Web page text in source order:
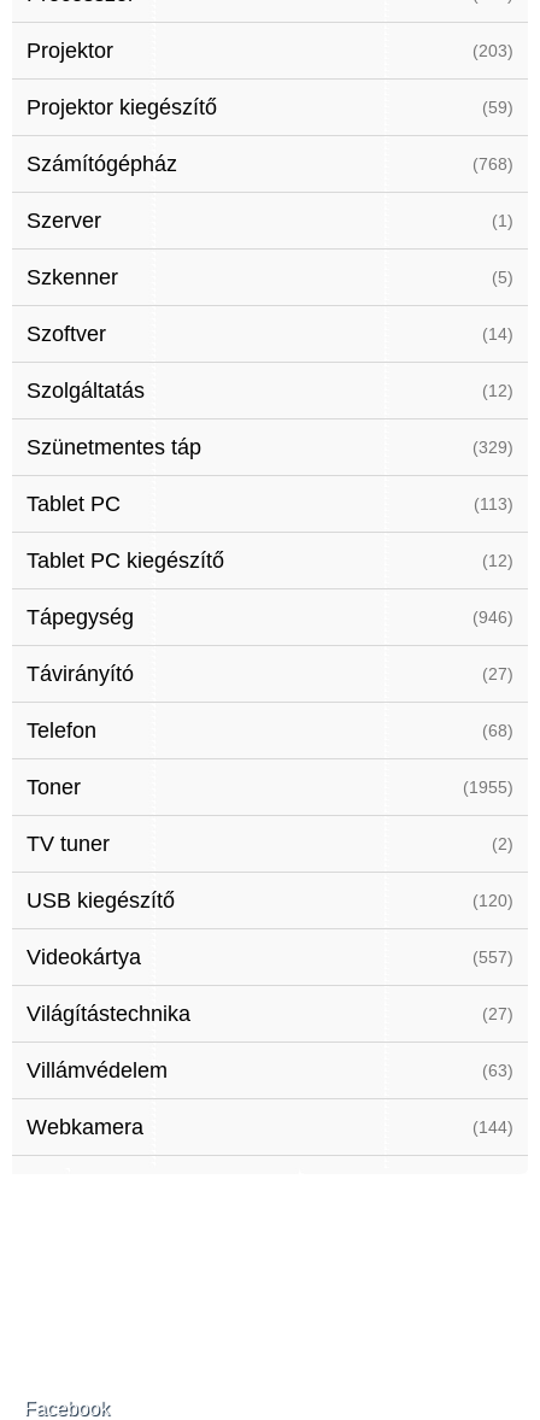
Projektor (203)
Projektor kiegészítő (59)
Számítógépház (768)
Szerver (1)
Szkenner (5)
Szoftver (14)
Szolgáltatás (12)
Szünetmentes táp (329)
Tablet PC (113)
Tablet PC kiegészítő (12)
Tápegység (946)
Távirányító (27)
Telefon (68)
Toner (1955)
TV tuner (2)
USB kiegészítő (120)
Videokártya (557)
Világítástechnika (27)
Villámvédelem (63)
Webkamera (144)
Facebook